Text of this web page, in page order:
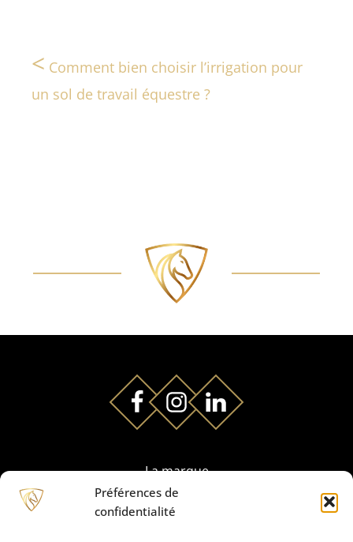
Préférences de
confidentialité
< Comment bien choisir l’irrigation pour
un sol de travail équestre ?
La marque